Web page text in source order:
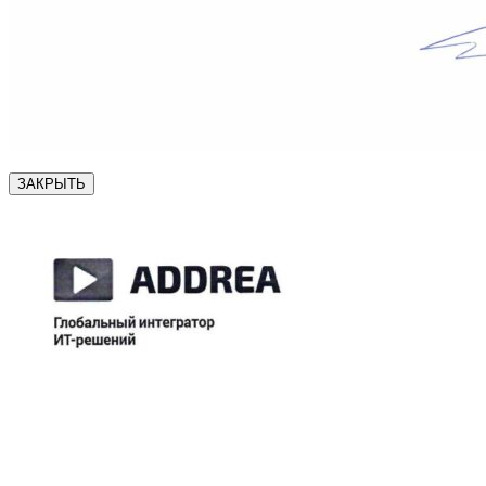
ЗАКРЫТЬ